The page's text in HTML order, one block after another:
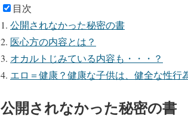
目次
公開されなかった秘密の書
医心方の内容とは？
オカルトじみている内容も・・・？
エロ＝健康？健康な子供は、健全な性行
公開されなかった秘密の書